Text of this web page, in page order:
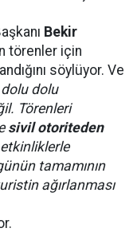
Bekir
törenler için
söylüyor. Ve
dolu
Törenleri
sivil otoriteden
tamamının
ağırlanması